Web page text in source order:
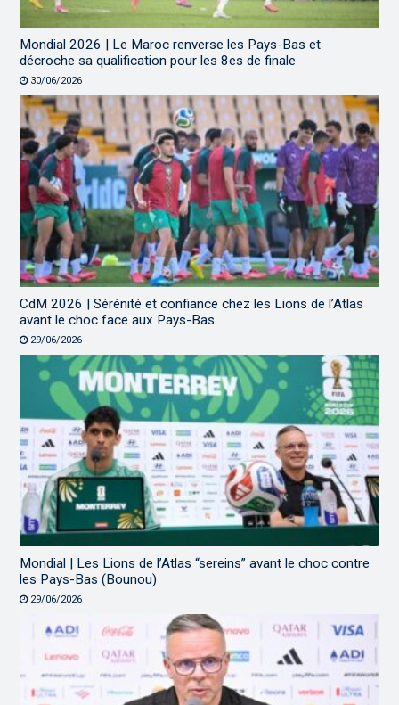
Mondial 2026 | Le Maroc renverse les Pays-Bas et
décroche sa qualification pour les 8es de finale
30/06/2026
CdM 2026 | Sérénité et confiance chez les Lions de l’Atlas
avant le choc face aux Pays-Bas
29/06/2026
Mondial | Les Lions de l’Atlas “sereins” avant le choc contre
les Pays-Bas (Bounou)
29/06/2026